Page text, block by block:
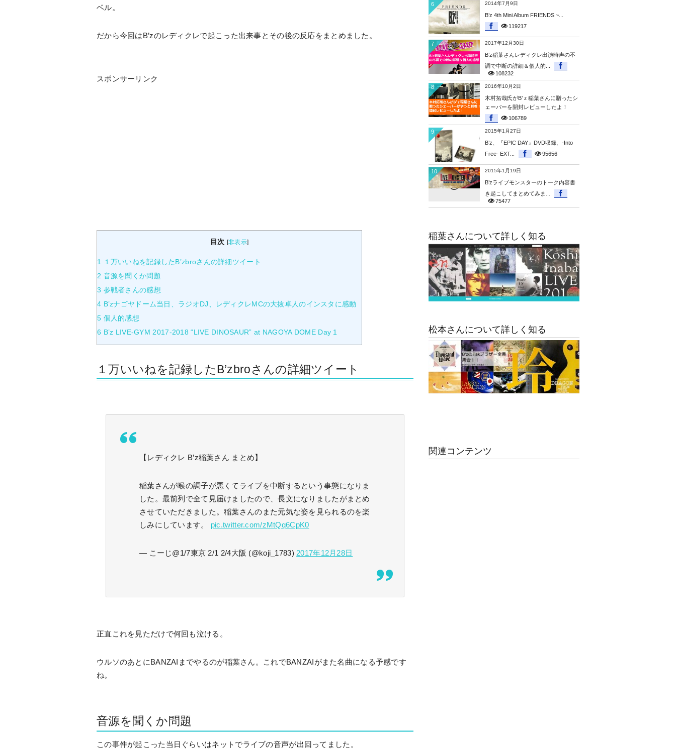
ベル。
だから今回はB’zのレディクレで起こった出来事とその後の反応をまとめました。
スポンサーリンク
目次 [非表示]
1 １万いいねを記録したB’zbroさんの詳細ツイート
2 音源を聞くか問題
3 参戦者さんの感想
4 B’zナゴヤドーム当日、ラジオDJ、レディクレMCの大抜卓人のインスタに感動
5 個人的感想
6 B’z LIVE-GYM 2017-2018 “LIVE DINOSAUR” at NAGOYA DOME Day 1
１万いいねを記録したB’zbroさんの詳細ツイート
【レディクレ B’z稲葉さん まとめ】
稲葉さんが喉の調子が悪くてライブを中断するという事態になりま
した。最前列で全て見届けましたので、長文になりましたがまとめ
させていただきました。稲葉さんのまた元気な姿を見られるのを楽
しみにしています。 pic.twitter.com/zMtQq6CpK0
— こーじ@1/7東京 2/1 2/4大阪 (@koji_1783) 2017年12月28日
正直これを見ただけで何回も泣ける。
ウルソのあとにBANZAIまでやるのが稲葉さん。これでBANZAIがまた名曲になる予感です
ね。
音源を聞くか問題
この事件が起こった当日ぐらいはネットでライブの音声が出回ってました。
2014年7月9日
B’z 4th Mini Album FRIENDS ~...
119217
6
2017年12月30日
B’z稲葉さんレディクレ出演時声の不
調で中断の詳細＆個人的...
108232
7
2016年10月2日
木村拓哉氏がB’ｚ稲葉さんに贈ったシ
ェーバーを開封レビューしたよ！
106789
8
2015年1月27日
B’z、『EPIC DAY』DVD収録、-Into
Free- EXT...
95656
9
2015年1月19日
B’zライブモンスターのトーク内容書
き起こしてまとめてみま...
75477
10
稲葉さんについて詳しく知る
松本さんについて詳しく知る
関連コンテンツ